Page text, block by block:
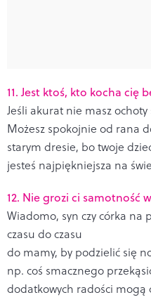
11. Jest ktoś, kto kocha cię
Jeśli akurat nie masz
Możesz spokojnie od rana
starym dresie, bo twoje
jesteś najpiękniejsza na
12. Nie grozi ci samotność
Wiadomo, syn czy córka
czasu do czasu
do mamy, by podzielić się
np. coś smacznego
dodatkowych radości mogą